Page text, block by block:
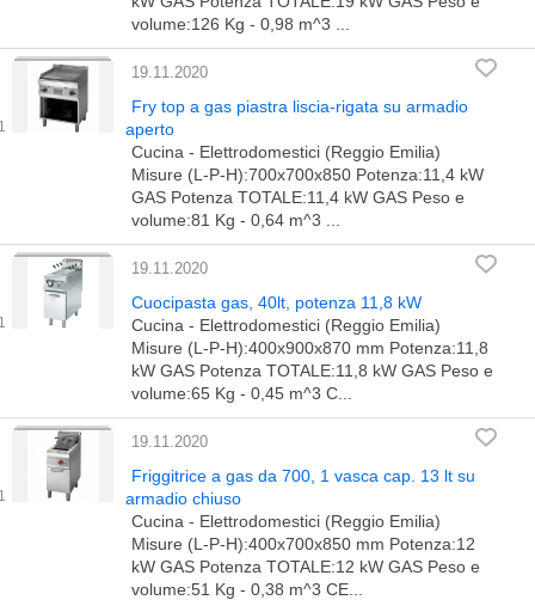
volume:126 Kg - 0,98 m^3 ...
19.11.2020
Fry top a gas piastra liscia-rigata su armadio
aperto
Cucina - Elettrodomestici (Reggio Emilia)
Misure (L-P-H):700x700x850 Potenza:11,4 kW
GAS Potenza TOTALE:11,4 kW GAS Peso e
volume:81 Kg - 0,64 m^3 ...
19.11.2020
Cuocipasta gas, 40lt, potenza 11,8 kW
Cucina - Elettrodomestici (Reggio Emilia)
Misure (L-P-H):400x900x870 mm Potenza:11,8
kW GAS Potenza TOTALE:11,8 kW GAS Peso e
volume:65 Kg - 0,45 m^3 C...
19.11.2020
Friggitrice a gas da 700, 1 vasca cap. 13 lt su
armadio chiuso
Cucina - Elettrodomestici (Reggio Emilia)
Misure (L-P-H):400x700x850 mm Potenza:12
kW GAS Potenza TOTALE:12 kW GAS Peso e
volume:51 Kg - 0,38 m^3 CE...